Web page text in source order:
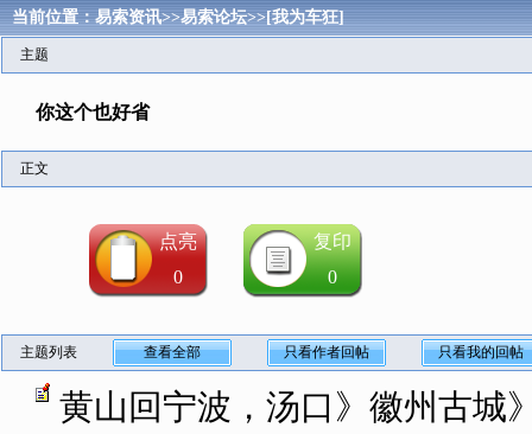
当前位置：易索资讯>>易索论坛>>[我为车狂]
主题
你这个也好省
正文
点亮
0
复印
0
主题列表 查看全部 只看作者回帖 只看我的回帖
黄山回宁波，汤口》徽州古城